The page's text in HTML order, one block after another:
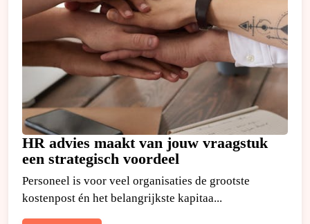
HR advies maakt van jouw vraagstuk
een strategisch voordeel
Personeel is voor veel organisaties de grootste
kostenpost én het belangrijkste kapitaa...